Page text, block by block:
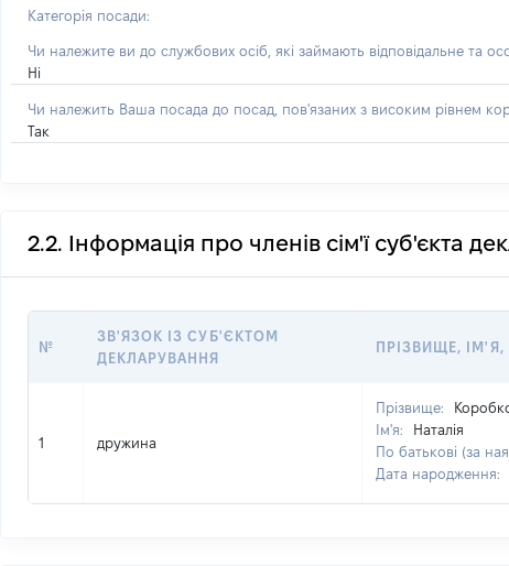
Категорія посади:
Чи належите ви до службових осіб, які займають відповідальне та
Ні
Чи належить Ваша посада до посад, пов'язаних з високим рівнем
Так
2.2. Інформація про членів сім'ї суб'єкта
№
ЗВ'ЯЗОК ІЗ СУБ'ЄКТОМ
ДЕКЛАРУВАННЯ
ПРІЗВИЩЕ, ІМ'Я,
1 дружина
Прізвище:
Ім'я:
Наталія
По батькові (за
Дата народження: